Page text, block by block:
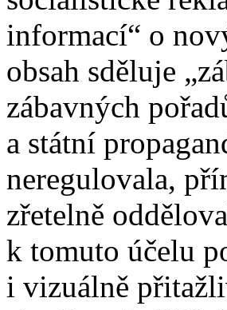
informací“ o
obsah sděluje
zábavných
a státní
neregulovala,
zřetelně
k tomuto účelu
i vizuálně